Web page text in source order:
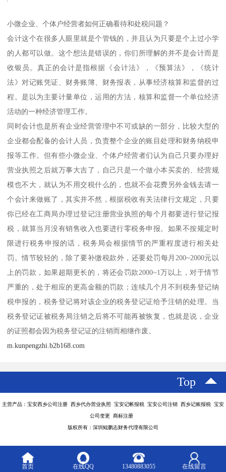
小微企业、个体户经营者如何正确看待和处税问题？
会计这个在很多人眼里就是个管钱的，并且认为只要是个上过小学
的人都可以做。这个想法是错误的，你们所理解的并不是会计而是
收银员。真正的会计是指根据《会计法》，《预算法》，《统计
法》对记账凭证、财务账簿、财务报表，从事经济核算和监督的过
程。是以为主要计量单位，运用的方法，核算和监督一个单位经济
活动的一种经济管理工作。
同时会计也是所有企业经营管理中不可或缺的一部分，比较大型的
企业都会配备的会计人员，负责整个企业的账目处理和财务纳税申
报等工作。但有些小微企业、个体户经营者们认为自己只要办理好
营业执照之后就万事大吉了，自己只是一个做小本买卖的、经营规
模也不大，就认为不用交税什么的，也就不会花费另外金钱去请一
个会计来做账了，其实并不然，根据税收有关法律行文规定，只要
你已经在工商局办理过登记注册营业执照的每个月都要进行登记报
税，就算当月没有销售收入也要进行零税务申报。如果不按规定时
限进行税务申报的话，税务局会根据情节的严重程度进行相关处
罚。情节较轻的，除了要补缴税款外，还要处罚每月200~2000元以
上的罚款，如果超期更长的，将还会罚款2000~1万以上，对于情节
严重的，处于相应的更高金额的罚款；连续几个月不到税务登记纳
税申报的，税务登记将对该企业的税务登记证给予注销的处理。当
税务登记证被税务局注销之后将不可能再被恢复，也就是说，企业
的证照都会因为税务登记证的注销而相继作废。
m.kunpengzhi.b2b168.com
Top
主营产品：宝安西乡公司注册 西乡代办营业执照 宝安记帐报税 宝安公司注销 西乡记账报税 宝安
公司变更 商标注册
版权所有：深圳鲲鹏志财务代理有限公司
首页 在线QQ 13480883055 在线留言